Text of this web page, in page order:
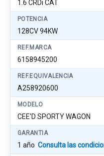
1.6 CRDi CAT
POTENCIA
128CV 94KW
REF.MARCA
6158945200
REF.EQUIVALENCIA
A258920600
MODELO
CEE'D SPORTY WAGON
GARANTIA
1 año Consulta las